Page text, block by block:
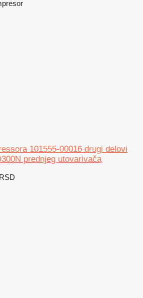
101555-00016 drugi delovi
prednjeg utovarivača